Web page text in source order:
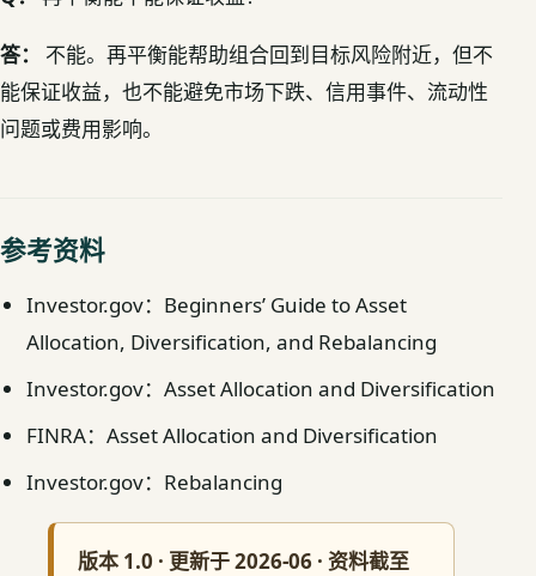
答：
不能。再平衡能帮助组合回到目标风险附近，但不
能保证收益，也不能避免市场下跌、信用事件、流动性
问题或费用影响。
参考资料
Investor.gov：Beginners’ Guide to Asset
Allocation, Diversification, and Rebalancing
Investor.gov：Asset Allocation and Diversification
FINRA：Asset Allocation and Diversification
Investor.gov：Rebalancing
版本 1.0 · 更新于 2026-06 · 资料截至